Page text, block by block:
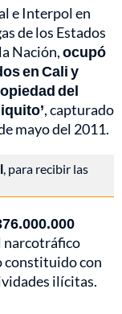
e Interpol en
de los Estados
Nación,ocupó
en Cali y
del
, capturado
mayo del 2011.
, para recibir las
narcotráfico
constituido con
ilícitas.